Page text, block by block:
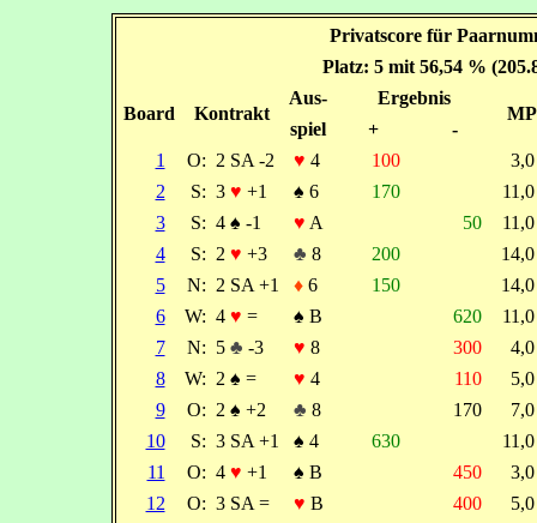
Privatscore für
Platz: 5 mit 56,54 %
Board Kontrakt
Aus- Ergebnis
MP
spiel +
-
1
O: 2 SA -2 ♥ 4 100
2
S: 3 ♥ +1 ♠ 6 170
3
S: 4 ♠ -1 ♥ A 50
4
S: 2 ♥ +3 ♣ 8 200
5
N: 2 SA +1 ♦6 150
6
W: 4 ♥ = ♠ B 620
7
N: 5 ♣ -3 ♥ 8 300
8
W: 2 ♠ = ♥ 4 110
9
O: 2 ♠ +2 ♣ 8 170
10
S: 3 SA +1 ♠ 4 630
11
O: 4 ♥ +1 ♠ B 450
12
O: 3 SA = ♥ B 400